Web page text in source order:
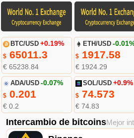
BTC/USD +0.19%
$65011.3
€ 65238.84
ETH/USD -
$ 1917.58
€ 1924.29
ADA/USD -0.07%
$0.201
€ 0.2
SOL/USD +0.9%
$ 74.573
€ 74.83
Intercambio de bitcoinsMejor